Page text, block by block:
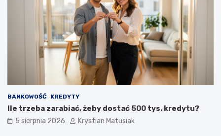
BANKOWOŚĆ KREDYTY
Ile trzeba zarabiać, żeby dostać 500 tys. kredytu?
5 sierpnia 2026 Krystian Matusiak